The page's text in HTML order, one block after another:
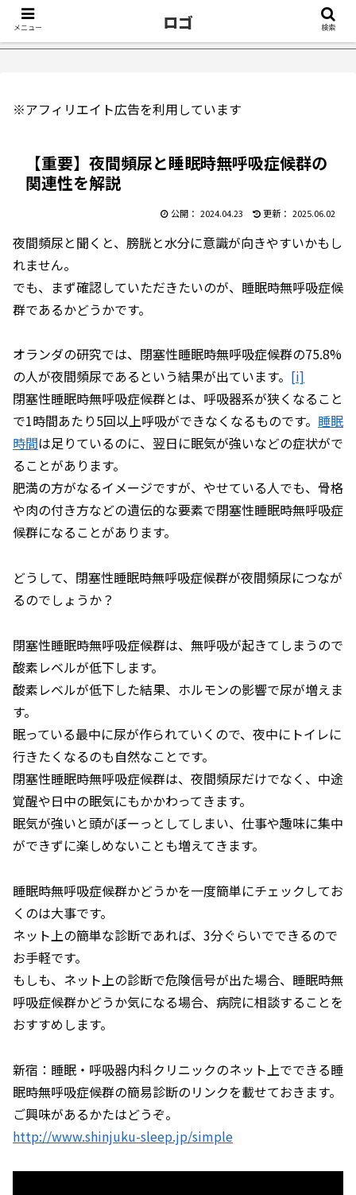
【2万再生】
※アフィリエイト広告を利用しています
【重要】夜間頻尿と睡眠時無呼吸症候群の
関連性を解説
2024.04.23 2025.06.02
夜間頻尿と聞くと、膀胱と水分に意識が向きやすいかもし
れません。
でも、まず確認していただきたいのが、睡眠時無呼吸症候
群であるかどうかです。
オランダの研究では、閉塞性睡眠時無呼吸症候群の75.8%
の人が夜間頻尿であるという結果が出ています。 [i]
閉塞性睡眠時無呼吸症候群とは、呼吸器系が狭くなること
で1時間あたり5回以上呼吸ができなくなるものです。 睡眠
時間は足りているのに、翌日に眠気が強いなどの症状がで
ることがあります。
肥満の方がなるイメージですが、やせている人でも、骨格
や肉の付き方などの遺伝的な要素で閉塞性睡眠時無呼吸症
候群になることがあります。
どうして、閉塞性睡眠時無呼吸症候群が夜間頻尿につなが
るのでしょうか？
閉塞性睡眠時無呼吸症候群は、無呼吸が起きてしまうので
酸素レベルが低下します。
酸素レベルが低下した結果、ホルモンの影響で尿が増えま
す。
眠っている最中に尿が作られていくので、夜中にトイレに
行きたくなるのも自然なことです。
閉塞性睡眠時無呼吸症候群は、夜間頻尿だけでなく、中途
覚醒や日中の眠気にもかかわってきます。
眠気が強いと頭がぼーっとしてしまい、仕事や趣味に集中
ができずに楽しめないことも増えてきます。
睡眠時無呼吸症候群かどうかを一度簡単にチェックしてお
くのは大事です。
ネット上の簡単な診断であれば、3分ぐらいでできるので
お手軽です。
もしも、ネット上の診断で危険信号が出た場合、睡眠時無
呼吸症候群かどうか気になる場合、病院に相談することを
おすすめします。
新宿：睡眠・呼吸器内科クリニックのネット上でできる睡
眠時無呼吸症候群の簡易診断のリンクを載せておきます。
ご興味があるかたはどうぞ。
http://www.shinjuku-sleep.jp/simple
メニュー ロゴ 検索